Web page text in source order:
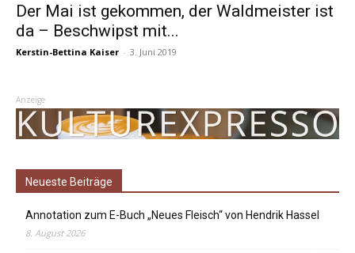
Der Mai ist gekommen, der Waldmeister ist
da – Beschwipst mit...
Kerstin-Bettina Kaiser - 3. Juni 2019
Anzeige
Neueste Beiträge
Annotation zum E-Buch „Neues Fleisch“ von Hendrik Hassel
8. August 2026